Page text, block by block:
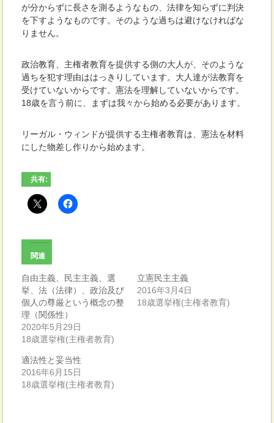
が分からずに長さを測るようなもの、法律を知らずに判決
を下すようなものです。そのような過ちは避けなければな
りません。
政治教育、主権者教育を提供する側の大人が、そのような
過ちを犯す理由ははっきりしています。大人達が法教育を
受けていないからです。憲法を理解していないからです。
18歳を言う前に、まずは我々から始める必要があります。
リーガル・ウィンドが提供する主権者教育は、憲法を材料
にした物差し作りから始めます。
共有:
関連
自由主義、民主主義、選
挙、法（法律）、政治及び
個人の尊厳という概念の整
理（関係性）
2020年5月29日
18歳選挙権(主権者教育)
立憲民主主義
2016年3月4日
18歳選挙権(主権者教育)
適法性と妥当性
2016年6月15日
18歳選挙権(主権者教育)